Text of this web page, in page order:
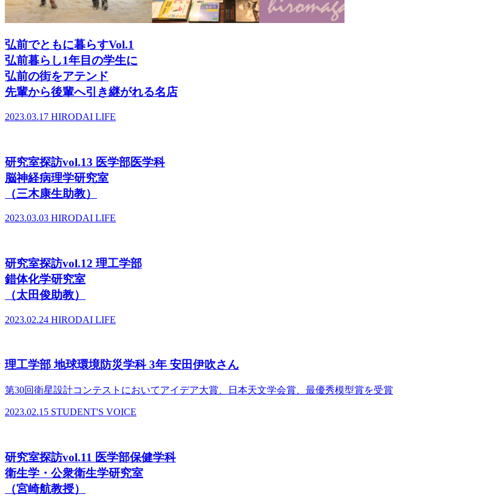
弘前でともに暮らすVol.1
弘前暮らし1年目の学生に
弘前の街をアテンド
先輩から後輩へ引き継がれる名店
2023.03.17 HIRODAI LIFE
研究室探訪vol.13 医学部医学科
脳神経病理学研究室
（三木康生助教）
2023.03.03 HIRODAI LIFE
研究室探訪vol.12 理工学部
錯体化学研究室
（太田俊助教）
2023.02.24 HIRODAI LIFE
理工学部 地球環境防災学科 3年 安田伊吹さん
第30回衛星設計コンテストにおいてアイデア大賞、日本天文学会賞、最優秀模型賞を受賞
2023.02.15 STUDENT'S VOICE
研究室探訪vol.11 医学部保健学科
衛生学・公衆衛生学研究室
（宮崎航教授）